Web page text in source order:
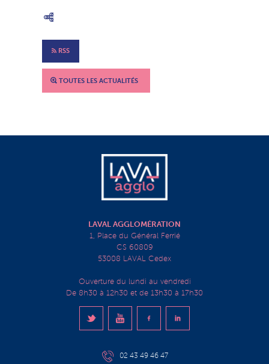
RSS
TOUTES LES ACTUALITÉS
LAVAL AGGLOMÉRATION
1, Place du Général Ferrié
CS 60809
53008 LAVAL Cedex
Ouverture du lundi au vendredi
De 8h30 à 12h30 et de 13h30 à 17h30
02 43 49 46 47